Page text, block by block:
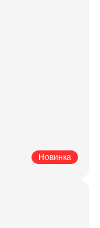
Новинка